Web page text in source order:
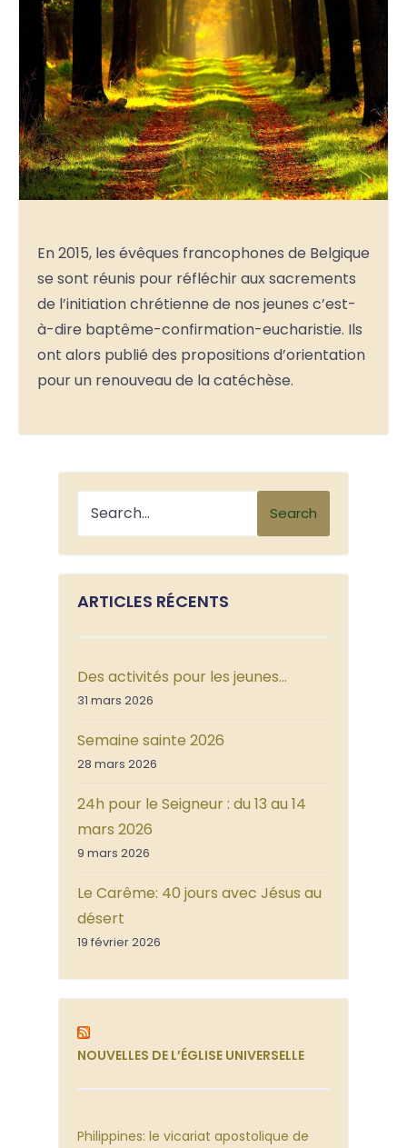
En 2015, les évêques francophones de Belgique
se sont réunis pour réfléchir aux sacrements
de l’initiation chrétienne de nos jeunes c’est-
à-dire baptême-confirmation-eucharistie. Ils
ont alors publié des propositions d’orientation
pour un renouveau de la catéchèse.
Search
ARTICLES RÉCENTS
Des activités pour les jeunes…
31 mars 2026
Semaine sainte 2026
28 mars 2026
24h pour le Seigneur : du 13 au 14
mars 2026
9 mars 2026
Le Carême: 40 jours avec Jésus au
désert
19 février 2026
NOUVELLES DE L’ÉGLISE UNIVERSELLE
Philippines: le vicariat apostolique de